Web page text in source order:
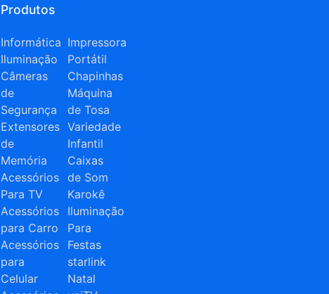
Produtos
Informática
Iluminação
Câmeras
de
Segurança
Extensores
de
Memória
Acessórios
Para TV
Acessórios
para Carro
Acessórios
para
Celular
Impressora
Portátil
Chapinhas
Máquina
de Tosa
Variedade
Infantil
Caixas
de Som
Karokê
Iluminação
Para
Festas
starlink
Natal